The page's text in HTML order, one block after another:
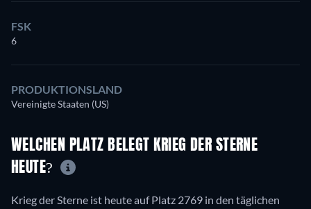
FSK
6
PRODUKTIONSLAND
Vereinigte Staaten (US)
WELCHEN PLATZ BELEGT KRIEG DER STERNE
HEUTE?
Krieg der Sterne ist heute auf Platz 2769 in den täglichen